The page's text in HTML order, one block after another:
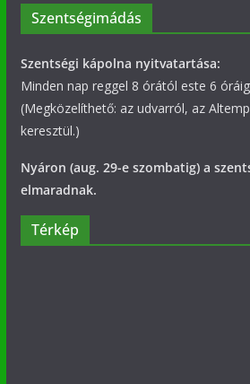
Szentségimádás
Szentségi kápolna nyitvatartása:
Minden nap reggel 8 órától este 6
(Megközelíthető: az udvarról, az
keresztül.)
Nyáron (aug. 29-e szombatig) a
elmaradnak.
Térkép